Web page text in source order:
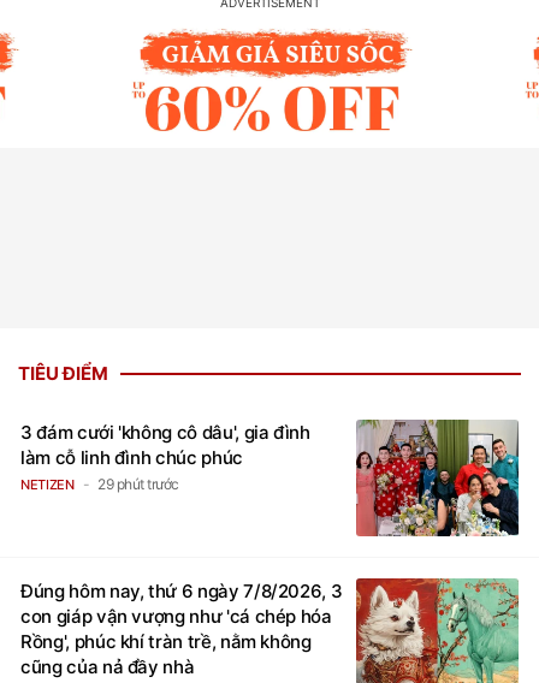
TIÊU ĐIỂM
3 đám cưới 'không cô dâu', gia đình
làm cỗ linh đình chúc phúc
NETIZEN 29 phút trước
Đúng hôm nay, thứ 6 ngày 7/8/2026, 3
con giáp vận vượng như 'cá chép hóa
Rồng', phúc khí tràn trề, nằm không
cũng của nả đầy nhà